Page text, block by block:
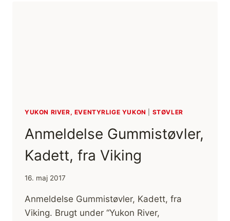
YUKON RIVER, EVENTYRLIGE YUKON STØVLER
Anmeldelse Gummistøvler,
Kadett, fra Viking
16. maj 2017
Anmeldelse Gummistøvler, Kadett, fra
Viking. Brugt under “Yukon River,